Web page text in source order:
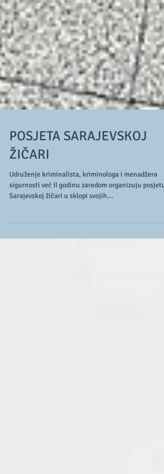
POSJETA SARAJEVSKOJ
ŽIČARI
Udruženje kriminalista, kriminologa i menadžera
Sarajevskoj žičari u sklopi svojih...